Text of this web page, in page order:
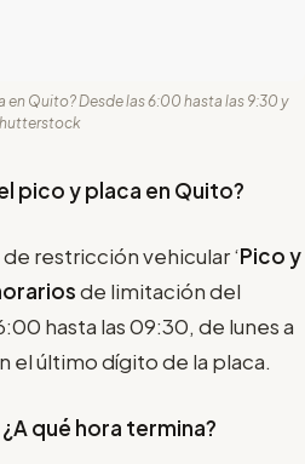
en Quito? Desde las 6:00 hasta las 9:30 y
pico y placa en Quito?
restricción vehicular ‘Pico y
de limitación del
hasta las 09:30, de lunes a
el último dígito de la placa.
qué hora termina?